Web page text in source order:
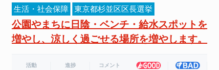
生活・社会保障 東京都杉並区区長選挙
公園やまちに日陰・ベンチ・給水スポットを
増やし、涼しく過ごせる場所を増やします。
活動 進捗 コメント